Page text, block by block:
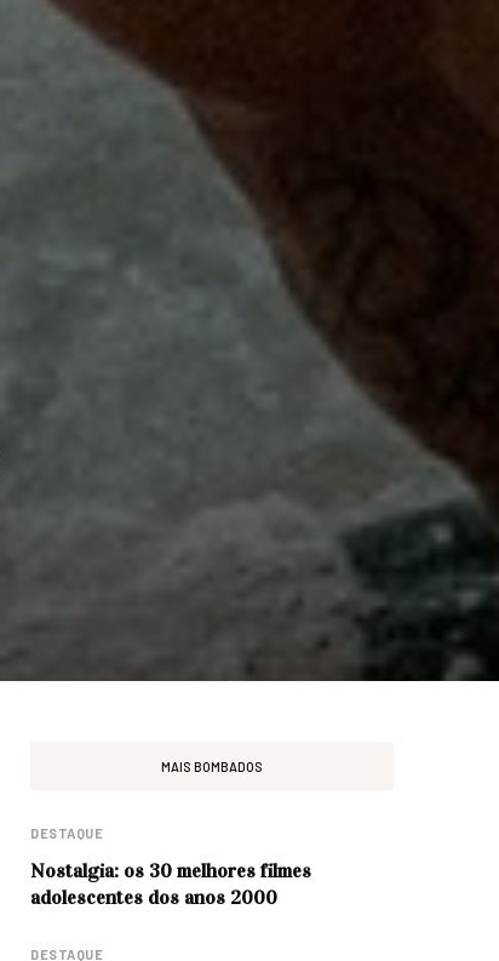
MAIS BOMBADOS
DESTAQUE
Nostalgia: os 30 melhores filmes
adolescentes dos anos 2000
DESTAQUE